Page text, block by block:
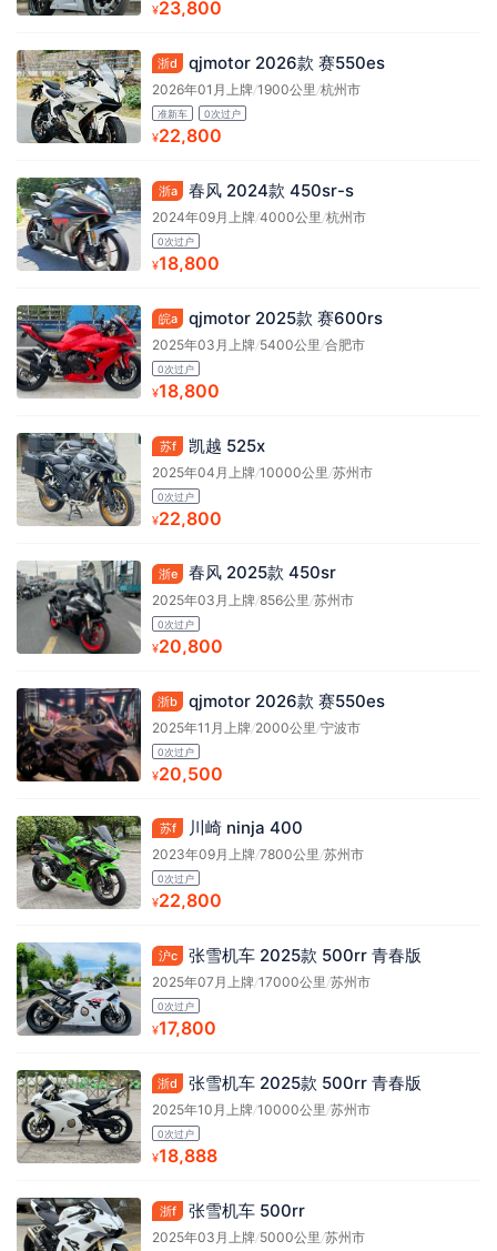
¥23,800
浙d qjmotor 2026款 赛550es
2026年01月上牌/1900公里 /杭州市
准新车 0次过户
¥22,800
浙a 春风 2024款 450sr-s
2024年09月上牌/4000公里 /杭州市
0次过户
¥18,800
皖a qjmotor 2025款 赛600rs
2025年03月上牌/5400公里 /合肥市
0次过户
¥18,800
苏f 凯越 525x
2025年04月上牌/10000公里 /苏州市
0次过户
¥22,800
浙e 春风 2025款 450sr
2025年03月上牌/856公里 /苏州市
0次过户
¥20,800
浙b qjmotor 2026款 赛550es
2025年11月上牌/2000公里 /宁波市
0次过户
¥20,500
苏f 川崎 ninja 400
2023年09月上牌/7800公里/苏州市
0次过户
¥22,800
沪c 张雪机车 2025款 500rr 青春版
2025年07月上牌/17000公里/苏州市
0次过户
¥17,800
浙d 张雪机车 2025款 500rr 青春版
2025年10月上牌/10000公里/苏州市
0次过户
¥18,888
浙f 张雪机车 500rr
2025年03月上牌/5000公里/苏州市